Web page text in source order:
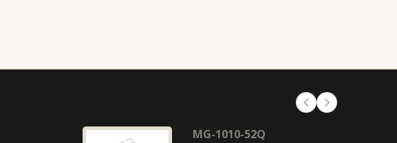
MG-1010-52Q